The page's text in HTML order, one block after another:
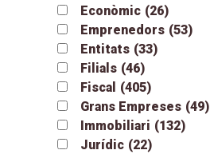
Econòmic (26)
Emprenedors (53)
Entitats (33)
Filials (46)
Fiscal (405)
Grans Empreses (49)
Immobiliari (132)
Jurídic (22)